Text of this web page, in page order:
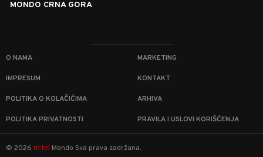
MONDO CRNA GORA
O NAMA MARKETING
IMPRESUM KONTAKT
POLITIKA O KOLAČIĆIMA ARHIVA
POLITIKA PRIVATNOSTI PRAVILA I USLOVI KORIŠĆENJA
© 2026 m:tel Mondo Sva prava zadržana.